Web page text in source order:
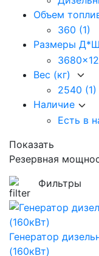
Объем
360 (1)
Размеры
Вес (кг)
2540 (1)
Наличие
Есть в
Показать
Резервная
Фильтры
Генератор
(160кВт)